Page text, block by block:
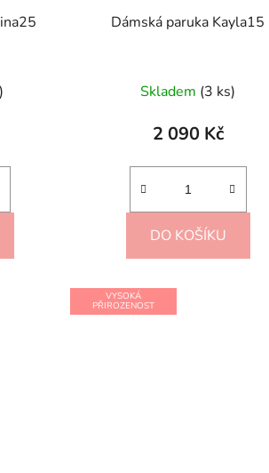
Dámská paruka Kayla15
Skladem (3 ks)
2 090 Kč
DO KOŠÍKU
VYSOKÁ
PŘIROZENOST